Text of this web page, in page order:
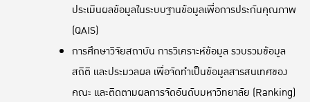
ประเมินผลข้อมูลในระบบฐานข้อมูลเพื่อการประกันคุณภาพ
(QAIS)
การศึกษาวิจัยสถาบัน การวิเคราะห์ข้อมูล รวบรวมข้อมูล
สถิติ และประมวลผล เพื่อจัดทำเป็นข้อมูลสารสนเทศของ
คณะ และติดตามผลการจัดอันดับมหาวิทยาลัย (Ranking)